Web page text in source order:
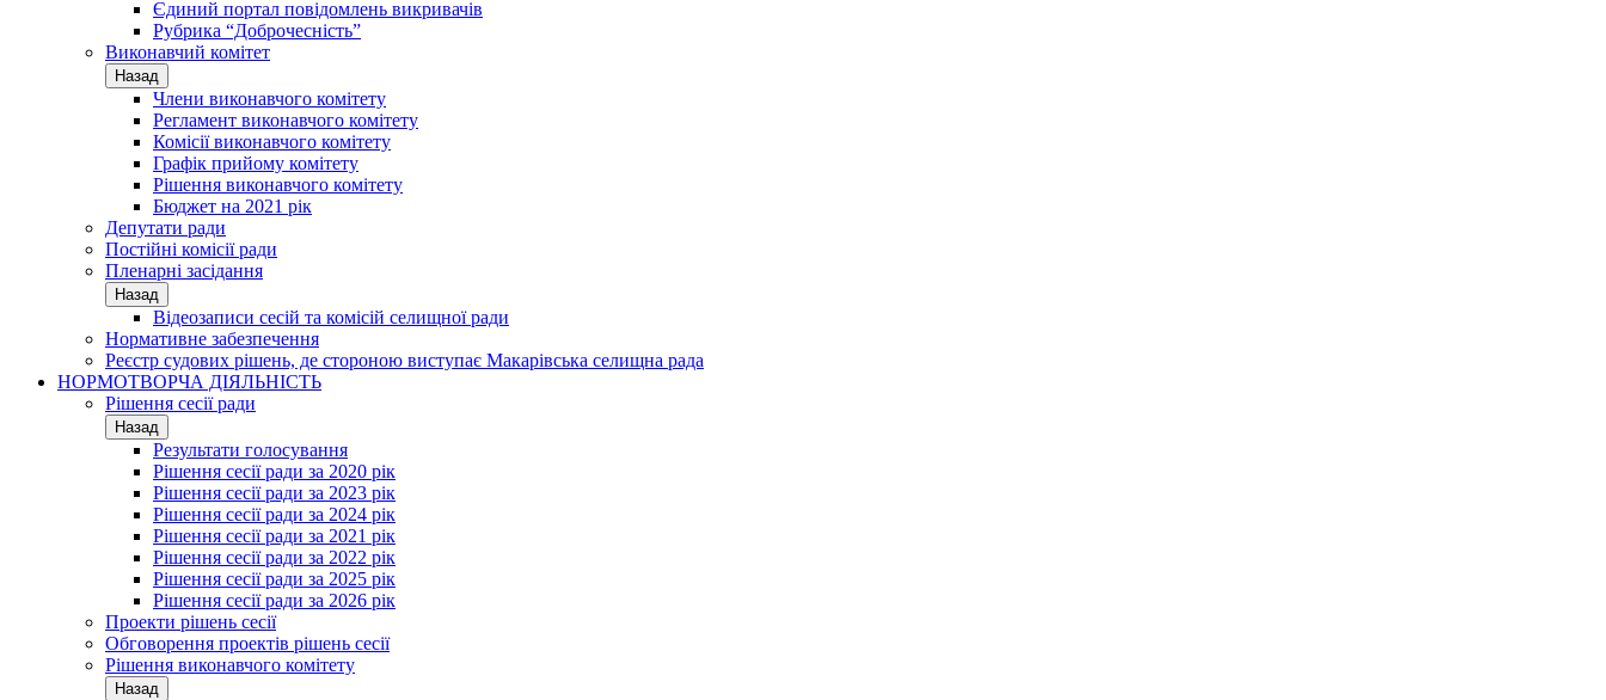
Єдиний портал повідомлень викривачів
Рубрика “Доброчесність”
Виконавчий комітет
Назад
Члени виконавчого комітету
Регламент виконавчого комітету
Комісії виконавчого комітету
Графік прийому комітету
Рішення виконавчого комітету
Бюджет на 2021 рік
Депутати ради
Постійні комісії ради
Пленарні засідання
Назад
Відеозаписи сесій та комісій селищної ради
Нормативне забезпечення
Реєстр судових рішень, де стороною виступає Макарівська селищна рада
НОРМОТВОРЧА ДІЯЛЬНІСТЬ
Рішення сесії ради
Назад
Результати голосування
Рішення сесії ради за 2020 рік
Рішення сесії ради за 2023 рік
Рішення сесії ради за 2024 рік
Рішення сесії ради за 2021 рік
Рішення сесії ради за 2022 рік
Рішення сесії ради за 2025 рік
Рішення сесії ради за 2026 рік
Проекти рішень сесії
Обговорення проектів рішень сесії
Рішення виконавчого комітету
Назад